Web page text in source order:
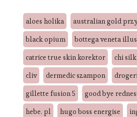
aloes holika
australian gold
black opium
bottega veneta
catrice true skin korektor
chi
cliv
dermedic szampon
gillette fusion 5
good bye
hebe. pl
hugo boss energise